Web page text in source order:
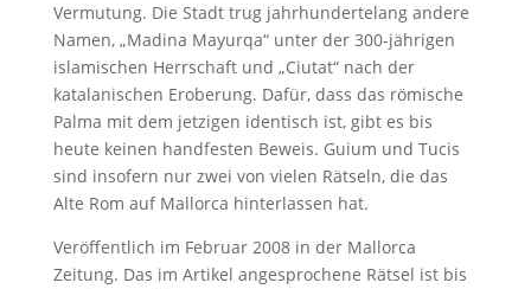
Vermutung. Die Stadt trug jahrhundertelang andere
Namen, „Madina Mayurqa“ unter der 300-jährigen
islamischen Herrschaft und „Ciutat“ nach der
katalanischen Eroberung. Dafür, dass das römische
Palma mit dem jetzigen identisch ist, gibt es bis
heute keinen handfesten Beweis. Guium und Tucis
sind insofern nur zwei von vielen Rätseln, die das
Alte Rom auf Mallorca hinterlassen hat.
Veröffentlich im Februar 2008 in der Mallorca
Zeitung. Das im Artikel angesprochene Rätsel ist bis